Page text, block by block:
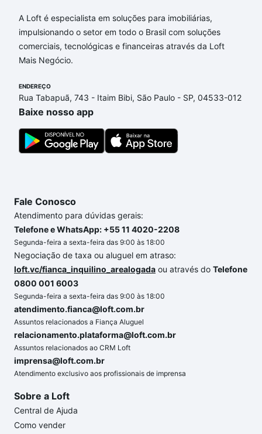
Trevo, Campinas, SP que custam a partir de R$ 0 e
com nossas opções de financiamento imobiliário as
parcelas podem se adequar ao seu orçamento. Se
ainda tem alguma dúvida dos custos envolvidos no
custa comprar um apartamento
gente para comprar o imóvel dos seus sonhos com
segurança e conforto. Loft, com você até as
chaves.
A Loft é especialista em soluções para imobiliárias,
impulsionando o setor em todo o Brasil com soluções
comerciais, tecnológicas e financeiras através da Loft
Mais Negócio.
ENDEREÇO
Rua Tabapuã, 743 - Itaim Bibi, São Paulo - SP, 04533-012
Baixe nosso app
Fale Conosco
Atendimento para dúvidas gerais:
Telefone e WhatsApp: +55 11 4020-2208
Segunda-feira a sexta-feira das 9:00 às 18:00
Negociação de taxa ou aluguel em atraso:
loft.vc/fianca_inquilino_arealogada ou através do Telefone
0800 001 6003
Segunda-feira a sexta-feira das 9:00 às 18:00
atendimento.fianca@loft.com.br
Assuntos relacionados a Fiança Aluguel
relacionamento.plataforma@loft.com.br
Assuntos relacionados ao CRM Loft
imprensa@loft.com.br
Atendimento exclusivo aos profissionais de imprensa
Sobre a Loft
Central de Ajuda
Como vender